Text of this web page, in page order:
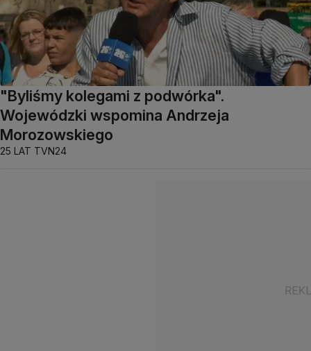
"Byliśmy kolegami z podwórka".
Wojewódzki wspomina Andrzeja
Morozowskiego
25 LAT TVN24